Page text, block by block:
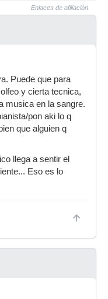
Enlaces de afiliación
Puede que para
y cierta tecnica,
musica en la sangre.
pon aki lo q
que alguien q
llega a sentir el
Eso es lo